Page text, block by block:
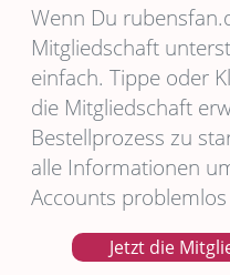
Wenn Du
Mitgliedschaft
einfach. Tippe oder
die Mitgliedschaft
Bestellprozess zu
alle Informationen
Accounts
Jetzt die